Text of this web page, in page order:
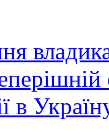
в